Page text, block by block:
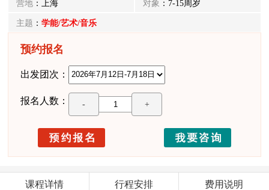
营地 ：上海 对象 ：7-15周岁
主题 ：学能/艺术/音乐
预约报名
出发团次：
报名人数： - +
课程详情 行程安排 费用说明